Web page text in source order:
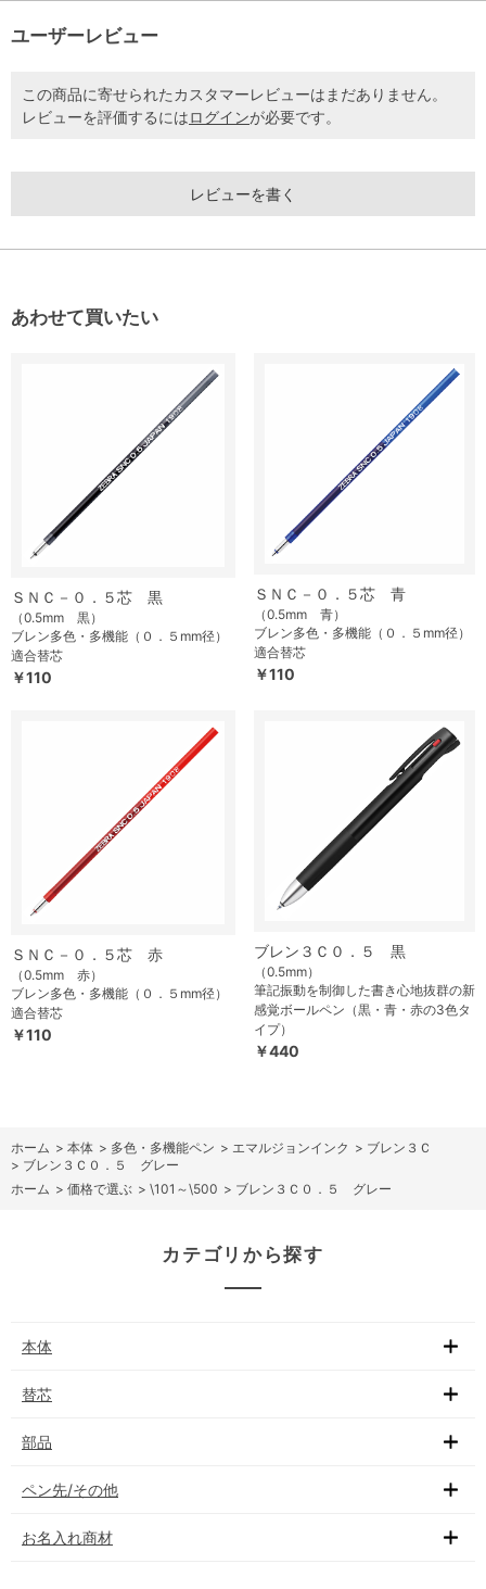
ユーザーレビュー
この商品に寄せられたカスタマーレビューはまだありません。
レビューを評価するにはログインが必要です。
レビューを書く
あわせて買いたい
ＳＮＣ－０．５芯 黒
（0.5mm 黒）
ブレン多色・多機能（０．５mm径）
適合替芯
￥110
ＳＮＣ－０．５芯 青
（0.5mm 青）
ブレン多色・多機能（０．５mm径）
適合替芯
￥110
ＳＮＣ－０．５芯 赤
（0.5mm 赤）
ブレン多色・多機能（０．５mm径）
適合替芯
￥110
ブレン３Ｃ０．５ 黒
（0.5mm）
筆記振動を制御した書き心地抜群の新
感覚ボールペン（黒・青・赤の3色タ
イプ）
￥440
ホーム > 本体 > 多色・多機能ペン > エマルジョンインク > ブレン３Ｃ
> ブレン３Ｃ０．５ グレー
ホーム > 価格で選ぶ > \101～\500 > ブレン３Ｃ０．５ グレー
カテゴリから探す
本体
替芯
部品
ペン先/その他
お名入れ商材